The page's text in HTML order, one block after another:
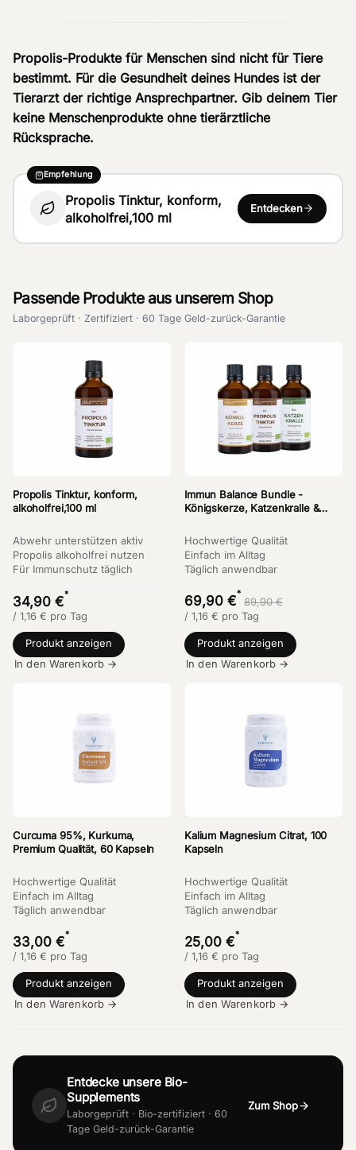
Propolis-Produkte für Menschen sind nicht für Tiere
bestimmt. Für die Gesundheit deines Hundes ist der
Tierarzt der richtige Ansprechpartner. Gib deinem Tier
keine Menschenprodukte ohne tierärztliche
Rücksprache.
Empfehlung
Propolis Tinktur, konform,
alkoholfrei,100 ml
Entdecken
Passende Produkte aus unserem Shop
Laborgeprüft · Zertifiziert · 60 Tage Geld-zurück-Garantie
Propolis Tinktur, konform,
alkoholfrei,100 ml
Abwehr unterstützen aktiv
Propolis alkoholfrei nutzen
Für Immunschutz täglich
34,90 €*
/ 1,16 € pro Tag
Produkt anzeigen
In den Warenkorb →
Immun Balance Bundle -
Königskerze, Katzenkralle &
Hochwertige Qualität
Einfach im Alltag
Täglich anwendbar
69,90 €*
89,90 €
/ 1,16 € pro Tag
Produkt anzeigen
In den Warenkorb →
Curcuma 95%, Kurkuma,
Premium Qualität, 60 Kapseln
Hochwertige Qualität
Einfach im Alltag
Täglich anwendbar
33,00 €*
/ 1,16 € pro Tag
Produkt anzeigen
In den Warenkorb →
Kalium Magnesium Citrat, 100
Kapseln
Hochwertige Qualität
Einfach im Alltag
Täglich anwendbar
25,00 €*
/ 1,16 € pro Tag
Produkt anzeigen
In den Warenkorb →
Entdecke unsere Bio-
Supplements
Laborgeprüft · Bio-zertifiziert · 60
Tage Geld-zurück-Garantie
Zum Shop